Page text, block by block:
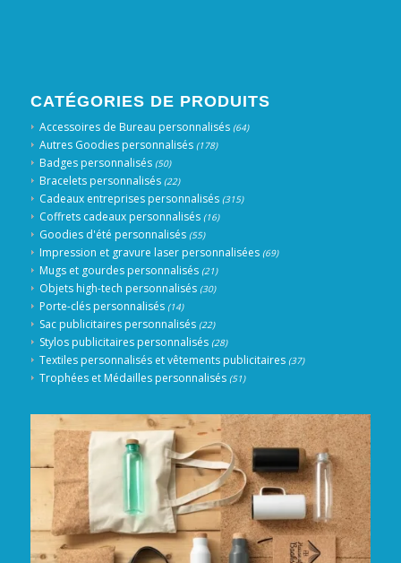
CATÉGORIES DE PRODUITS
Accessoires de Bureau personnalisés (64)
Autres Goodies personnalisés (178)
Badges personnalisés (50)
Bracelets personnalisés (22)
Cadeaux entreprises personnalisés (315)
Coffrets cadeaux personnalisés (16)
Goodies d'été personnalisés (55)
Impression et gravure laser personnalisées (69)
Mugs et gourdes personnalisés (21)
Objets high-tech personnalisés (30)
Porte-clés personnalisés (14)
Sac publicitaires personnalisés (22)
Stylos publicitaires personnalisés (28)
Textiles personnalisés et vêtements publicitaires (37)
Trophées et Médailles personnalisés (51)